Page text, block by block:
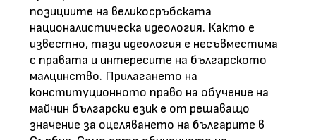
позициите на великосръбската
националистическа идеология. Както е
известно, тази идеология е несъвместима
с правата и интересите на българското
малцинство. Прилагането на
конституционното право на обучение на
майчин български език е от решаващо
значение за оцеляването на българите в